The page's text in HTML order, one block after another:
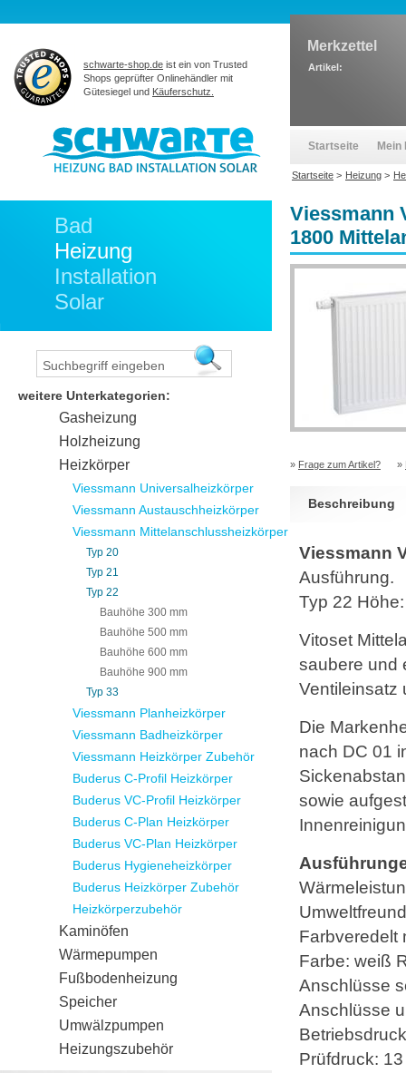
Viessmann
1800
» Frage zum Artikel? »
Beschreibung
Viessmann
Ausführung.
Typ 22
Vitoset
saubere und
Ventileinsatz
Die
nach DC 01
sowie
Farbveredelt
Farbe: weiß
Anschlüsse
Anschlüsse
Prüfdruck:
Bad
Heizung
Installation
Solar
weitere Unterkategorien:
Gasheizung
Holzheizung
Heizkörper
Viessmann Universalheizkörper
Viessmann Austauschheizkörper
Viessmann Mittelanschlussheizkörper
Typ 20
Typ 21
Typ 22
Bauhöhe 300 mm
Bauhöhe 500 mm
Bauhöhe 600 mm
Bauhöhe 900 mm
Typ 33
Viessmann Planheizkörper
Viessmann Badheizkörper
Viessmann Heizkörper Zubehör
Buderus C-Profil Heizkörper
Buderus VC-Profil Heizkörper
Buderus C-Plan Heizkörper
Buderus VC-Plan Heizkörper
Buderus Hygieneheizkörper
Buderus Heizkörper Zubehör
Heizkörperzubehör
Kaminöfen
Wärmepumpen
Fußbodenheizung
Speicher
Umwälzpumpen
Heizungszubehör
schwarte-shop.de ist ein von Trusted
Shops geprüfter Onlinehändler mit
Gütesiegel und Käuferschutz.
Merkzettel
Artikel:
Startseite Mein
Startseite > Heizung >